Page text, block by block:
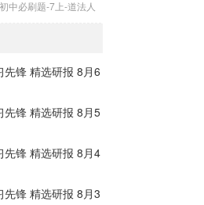
中必刷题-7上-道法人
刷题-7上-地理人教
锋 精选研报 8月6
先锋 精选研报 8月5
先锋 精选研报 8月4
锋 精选研报 8月3